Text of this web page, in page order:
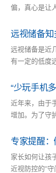
偏，真心是让
远视储备知
远视储备是近
有一定的低度
“少玩手机
近年来，由于
增加。为了守
专家提醒
家长如何让孩
近视防控的“